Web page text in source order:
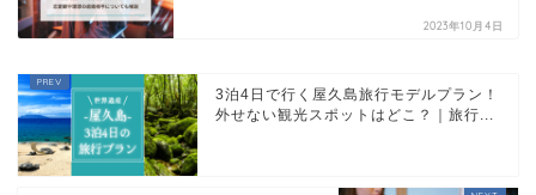
2023年10月4日
3泊4日で行く屋久島旅行モデルプラン！
外せない観光スポットはどこ？｜旅行...